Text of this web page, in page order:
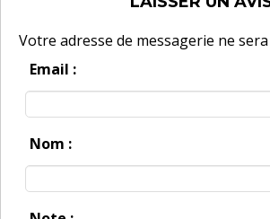
Votre adresse de messagerie ne
Email :
Nom :